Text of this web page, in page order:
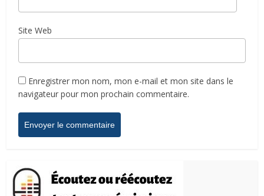
Site Web
Enregistrer mon nom, mon e-mail et mon site dans le
navigateur pour mon prochain commentaire.